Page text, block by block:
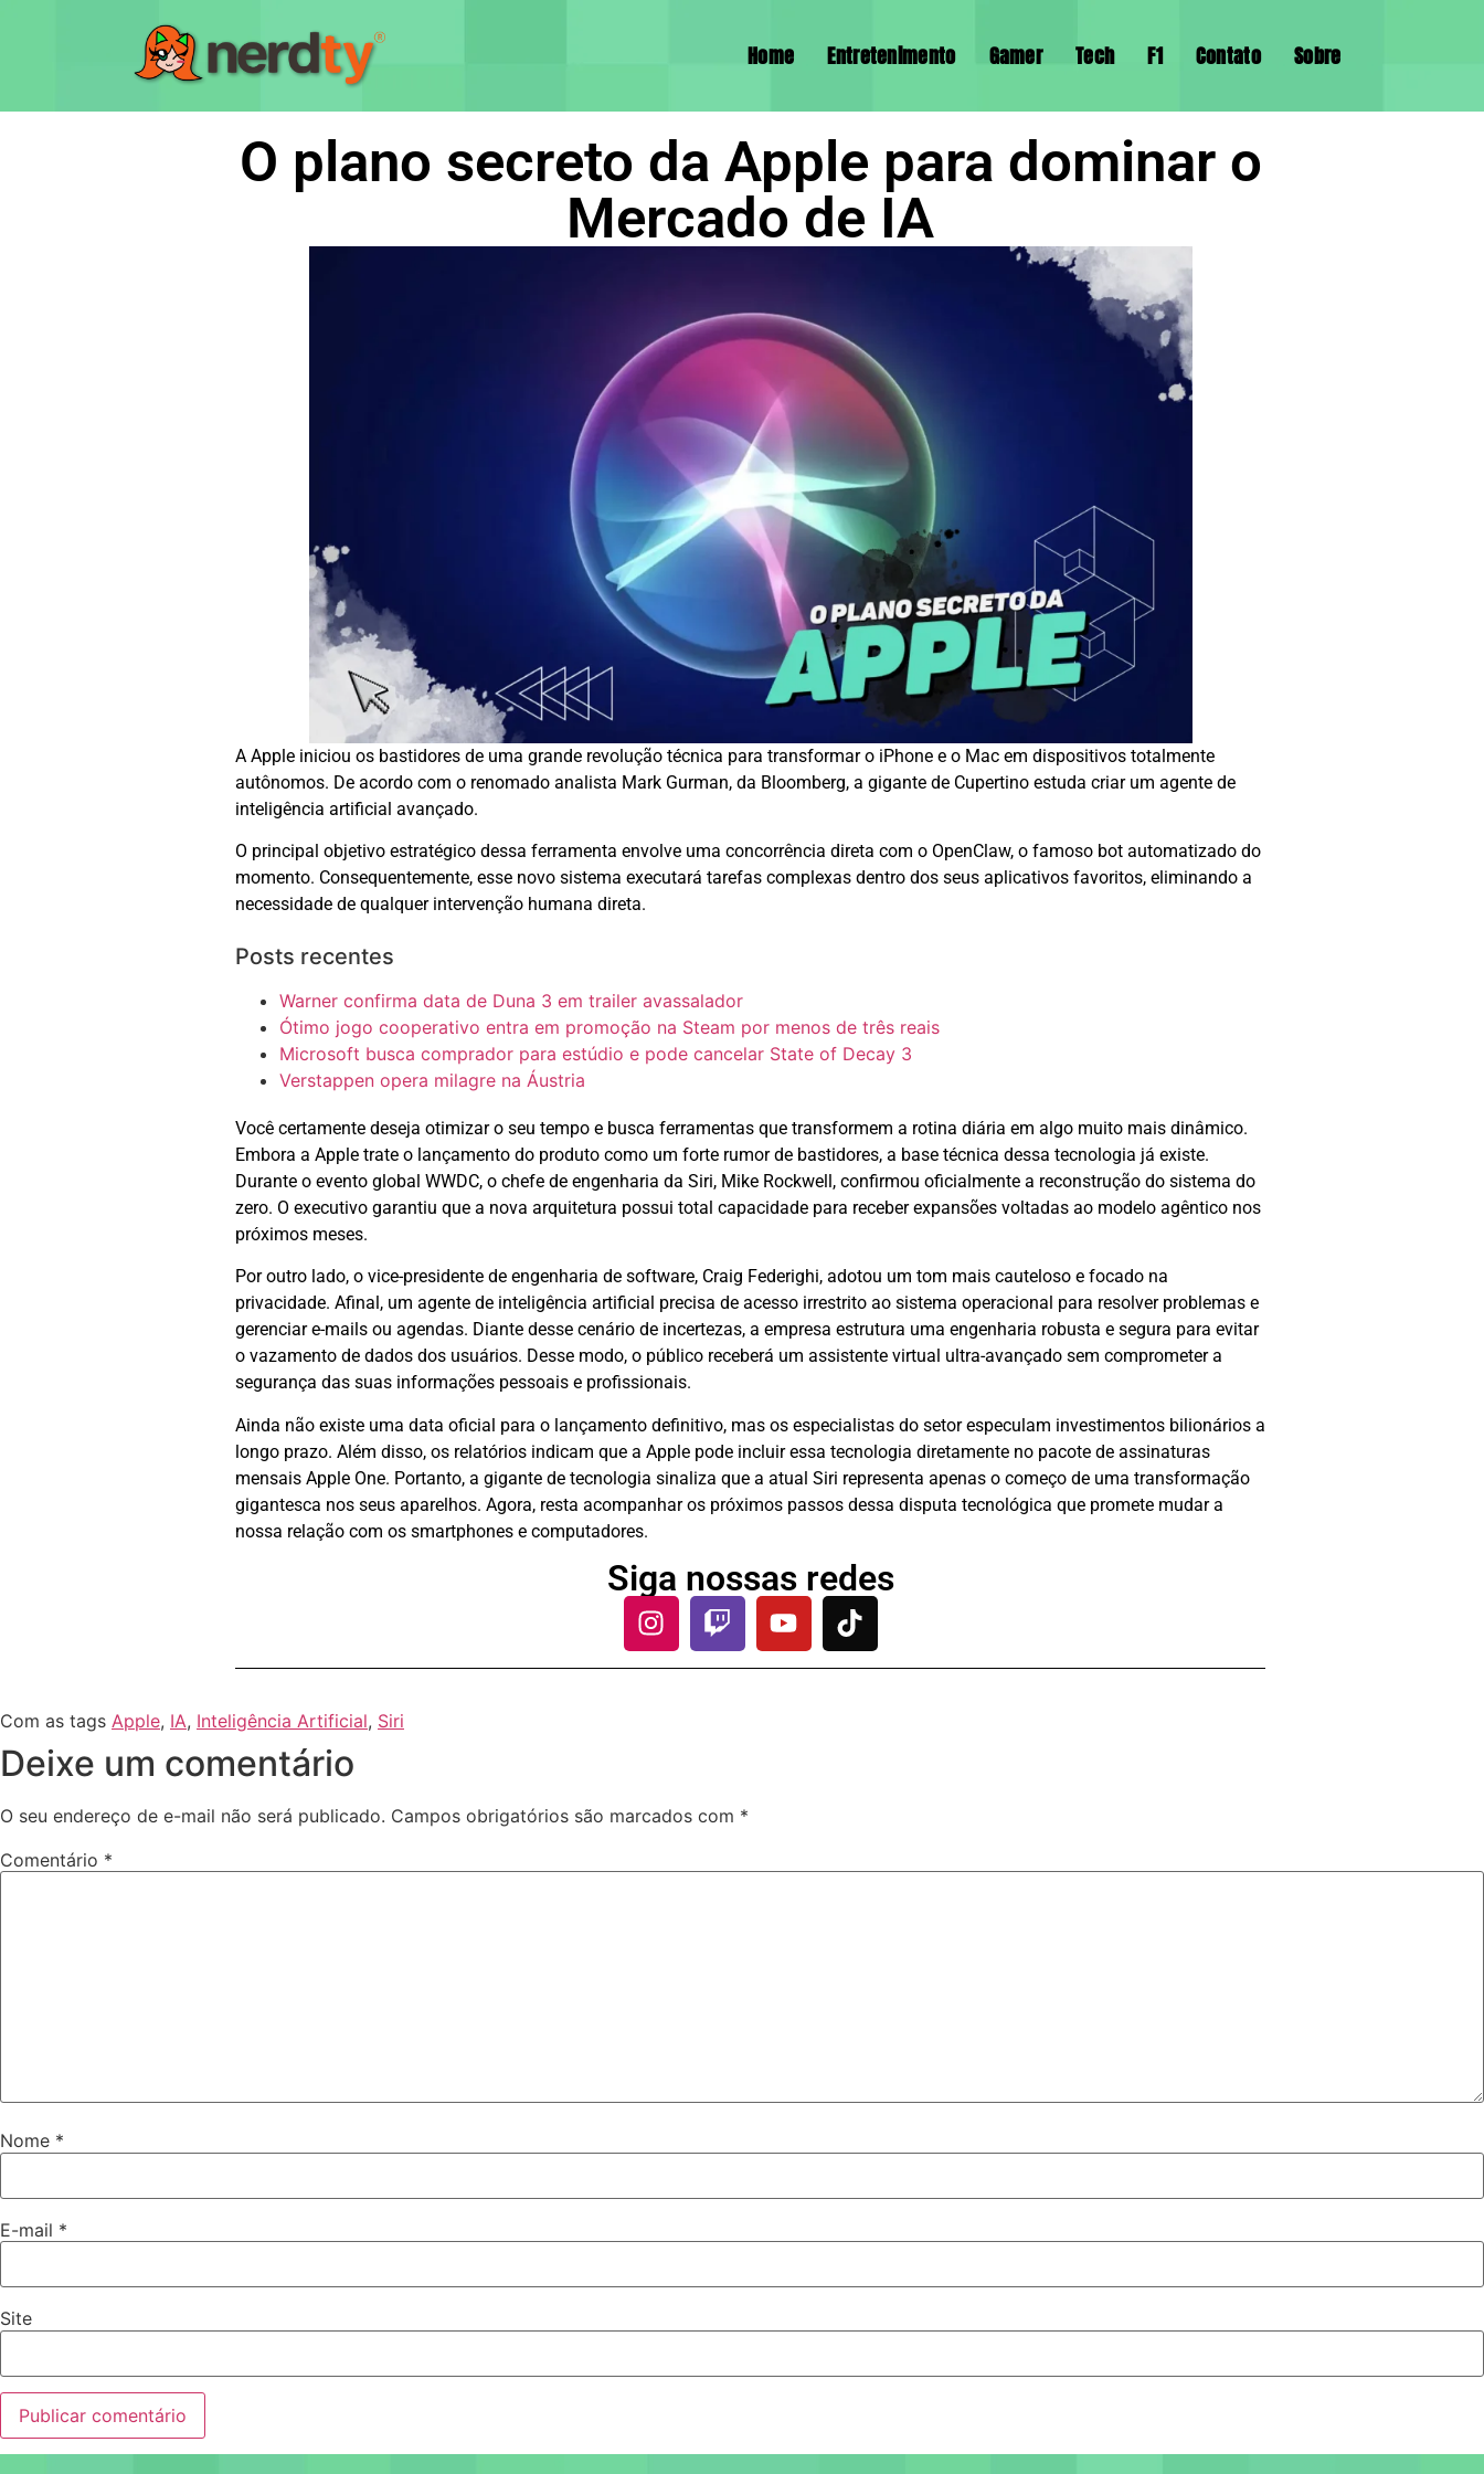
Home Entretenimento Gamer Tech F1 Contato Sobre
O plano secreto da Apple para dominar o
Mercado de IA
A Apple iniciou os bastidores de uma grande revolução técnica para transformar o iPhone e o Mac em dispositivos totalmente
autônomos. De acordo com o renomado analista Mark Gurman, da Bloomberg, a gigante de Cupertino estuda criar um agente de
inteligência artificial avançado.
O principal objetivo estratégico dessa ferramenta envolve uma concorrência direta com o OpenClaw, o famoso bot automatizado do
momento. Consequentemente, esse novo sistema executará tarefas complexas dentro dos seus aplicativos favoritos, eliminando a
necessidade de qualquer intervenção humana direta.
Posts recentes
Warner confirma data de Duna 3 em trailer avassalador
Ótimo jogo cooperativo entra em promoção na Steam por menos de três reais
Microsoft busca comprador para estúdio e pode cancelar State of Decay 3
Verstappen opera milagre na Áustria
Você certamente deseja otimizar o seu tempo e busca ferramentas que transformem a rotina diária em algo muito mais dinâmico.
Embora a Apple trate o lançamento do produto como um forte rumor de bastidores, a base técnica dessa tecnologia já existe.
Durante o evento global WWDC, o chefe de engenharia da Siri, Mike Rockwell, confirmou oficialmente a reconstrução do sistema do
zero. O executivo garantiu que a nova arquitetura possui total capacidade para receber expansões voltadas ao modelo agêntico nos
próximos meses.
Por outro lado, o vice-presidente de engenharia de software, Craig Federighi, adotou um tom mais cauteloso e focado na
privacidade. Afinal, um agente de inteligência artificial precisa de acesso irrestrito ao sistema operacional para resolver problemas e
gerenciar e-mails ou agendas. Diante desse cenário de incertezas, a empresa estrutura uma engenharia robusta e segura para evitar
o vazamento de dados dos usuários. Desse modo, o público receberá um assistente virtual ultra-avançado sem comprometer a
segurança das suas informações pessoais e profissionais.
Ainda não existe uma data oficial para o lançamento definitivo, mas os especialistas do setor especulam investimentos bilionários a
longo prazo. Além disso, os relatórios indicam que a Apple pode incluir essa tecnologia diretamente no pacote de assinaturas
mensais Apple One. Portanto, a gigante de tecnologia sinaliza que a atual Siri representa apenas o começo de uma transformação
gigantesca nos seus aparelhos. Agora, resta acompanhar os próximos passos dessa disputa tecnológica que promete mudar a
nossa relação com os smartphones e computadores.
Siga nossas redes
Com as tags Apple, IA, Inteligência Artificial, Siri
Deixe um comentário
O seu endereço de e-mail não será publicado. Campos obrigatórios são marcados com *
Comentário *
Nome *
E-mail *
Site